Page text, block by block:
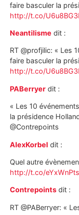
faire basculer la
http://t.co/
Neantilisme dit :
RT @profjilic: « Les
faire basculer la
http://t.co/
PABerryer dit :
« Les 10
la présidence
@Contrepoints
AlexKorbel dit :
Quel autre
http://t.co/eYxWnPts
Contrepoints dit :
RT @PABerryer: «